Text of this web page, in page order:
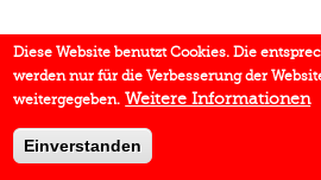
Diese Website benutzt Cookies. Die
werden nur für die Verbesserung der
weitergegeben. Weitere Informationen
Einverstanden